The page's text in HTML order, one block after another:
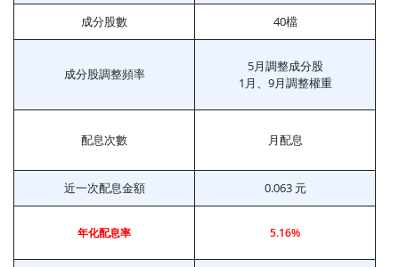
成分股數 40檔
成分股調整頻率
5月調整成分股
1月、9月調整權重
配息次數 月配息
近一次配息金額 0.063 元
年化配息率 5.16%